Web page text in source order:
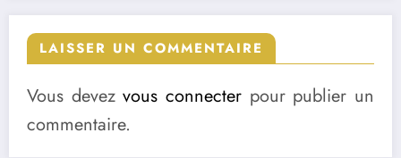
LAISSER UN COMMENTAIRE
Vous devezvous connecter pour publier un
commentaire.